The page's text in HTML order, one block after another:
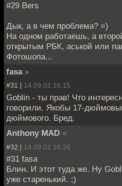
#29 Bers
Дык, а в чем проблема? =)
На одном работаешь, а
открытым РБК, аськой или
Фотошопа...
fasa »
#31 | 14.09.01 16:15
Goblin - ты прав! Что
говорили. Якобы 17-
дюймового. Бред.
Anthony MAD »
#32 | 14.09.01 16:26
#31 fasa
Блин. И этот туда же. Ну
уже старенький. ;)